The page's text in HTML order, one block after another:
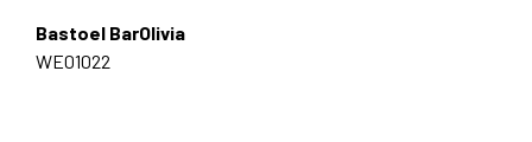
Bastoel BarOlivia
WE01022